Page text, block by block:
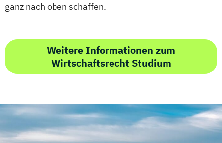
ganz nach oben schaffen.
Weitere Informationen zum
Wirtschaftsrecht Studium